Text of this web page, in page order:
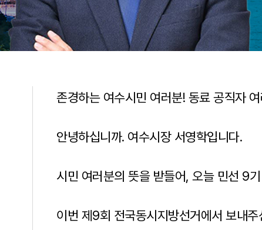
존경하는 여수시민 여러분! 동료 공직자
안녕하십니까. 여수시장 서영학입니다.
시민 여러분의 뜻을 받들어, 오늘 민선 9
이번 제9회 전국동시지방선거에서 보내